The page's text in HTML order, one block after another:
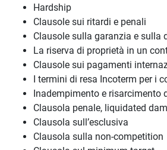
Hardship
Clausole sui ritardi e penali
Clausole sulla garanzia e sulla
La riserva di proprietà in un
Clausole sui pagamenti
I termini di resa Incoterm per i
Inadempimento e risarcimento
Clausola penale, liquidated
Clausola sull’esclusiva
Clausola sulla non-competition